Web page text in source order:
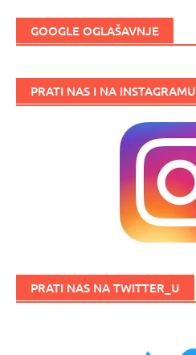
GOOGLE OGLAŠAVNJE
PRATI NAS I NA INSTAGRAMU
PRATI NAS NA TWITTER_U